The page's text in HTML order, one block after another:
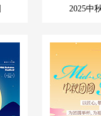
2025中